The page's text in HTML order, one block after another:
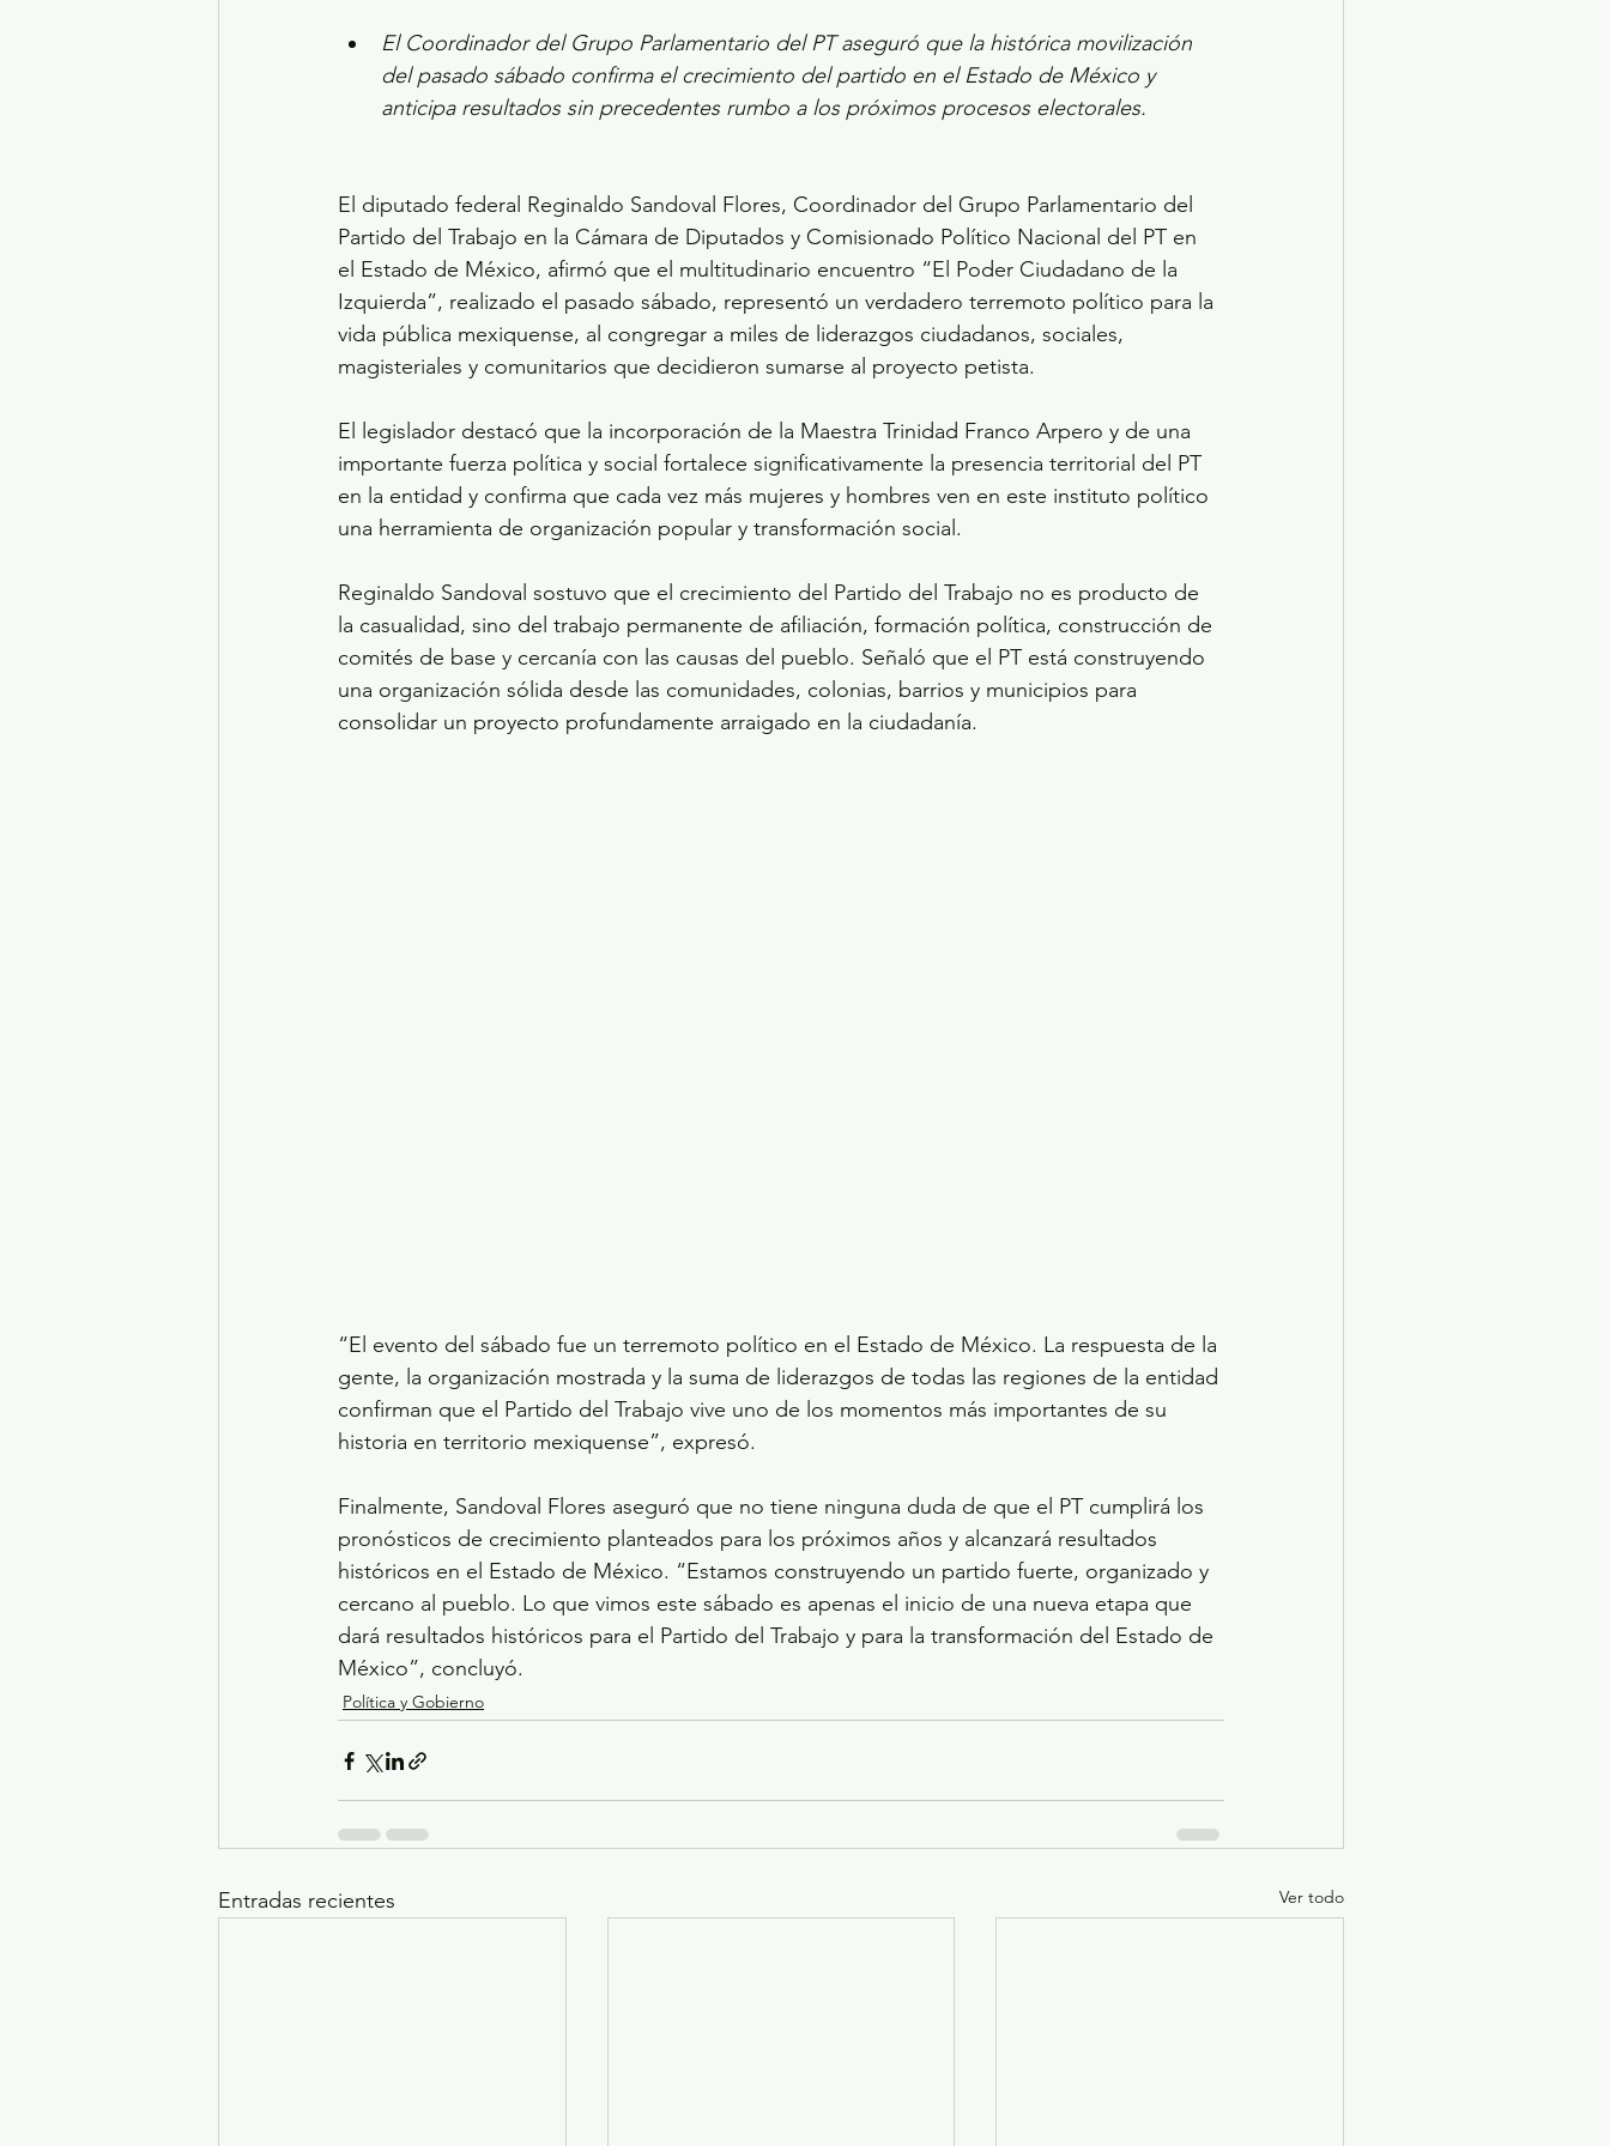
El Coordinador del Grupo Parlamentario del PT aseguró que la histórica movilización
del pasado sábado confirma el crecimiento del partido en el Estado de México y
anticipa resultados sin precedentes rumbo a los próximos procesos electorales.
El diputado federal Reginaldo Sandoval Flores, Coordinador del Grupo Parlamentario del
Partido del Trabajo en la Cámara de Diputados y Comisionado Político Nacional del PT en
el Estado de México, afirmó que el multitudinario encuentro “El Poder Ciudadano de la
Izquierda”, realizado el pasado sábado, representó un verdadero terremoto político para la
vida pública mexiquense, al congregar a miles de liderazgos ciudadanos, sociales,
magisteriales y comunitarios que decidieron sumarse al proyecto petista.
El legislador destacó que la incorporación de la Maestra Trinidad Franco Arpero y de una
importante fuerza política y social fortalece significativamente la presencia territorial del PT
en la entidad y confirma que cada vez más mujeres y hombres ven en este instituto político
una herramienta de organización popular y transformación social.
Reginaldo Sandoval sostuvo que el crecimiento del Partido del Trabajo no es producto de
la casualidad, sino del trabajo permanente de afiliación, formación política, construcción de
comités de base y cercanía con las causas del pueblo. Señaló que el PT está construyendo
una organización sólida desde las comunidades, colonias, barrios y municipios para
consolidar un proyecto profundamente arraigado en la ciudadanía.
“El evento del sábado fue un terremoto político en el Estado de México. La respuesta de la
gente, la organización mostrada y la suma de liderazgos de todas las regiones de la entidad
confirman que el Partido del Trabajo vive uno de los momentos más importantes de su
historia en territorio mexiquense”, expresó.
Finalmente, Sandoval Flores aseguró que no tiene ninguna duda de que el PT cumplirá los
pronósticos de crecimiento planteados para los próximos años y alcanzará resultados
históricos en el Estado de México. “Estamos construyendo un partido fuerte, organizado y
cercano al pueblo. Lo que vimos este sábado es apenas el inicio de una nueva etapa que
dará resultados históricos para el Partido del Trabajo y para la transformación del Estado de
México”, concluyó.
Política y Gobierno
Entradas recientes Ver todo